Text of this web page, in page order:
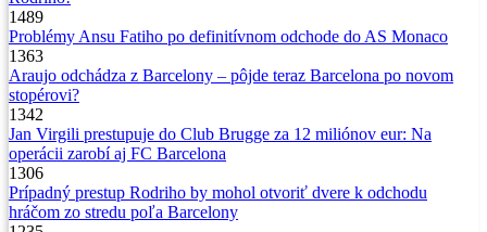
1489
Problémy Ansu Fatiho po definitívnom odchode do AS Monaco
1363
Araujo odchádza z Barcelony – pôjde teraz Barcelona po novom
stopérovi?
1342
Jan Virgili prestupuje do Club Brugge za 12 miliónov eur: Na
operácii zarobí aj FC Barcelona
1306
Prípadný prestup Rodriho by mohol otvoriť dvere k odchodu
hráčom zo stredu poľa Barcelony